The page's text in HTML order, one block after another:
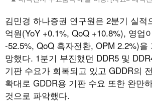
김민경 하나증권 연구원은 2분기 실적
억원(YoY +0.1%, QoQ +10.8%), 영업
-52.5%, QoQ 흑자전환, OPM 2.2%)을
망했다. 1분기 부진했던 DDR5 및
기판 수요가 회복되고 있고 GDDR의
확대로 GDDR용 기판 수요 또한 완만
것으로 파악했다.